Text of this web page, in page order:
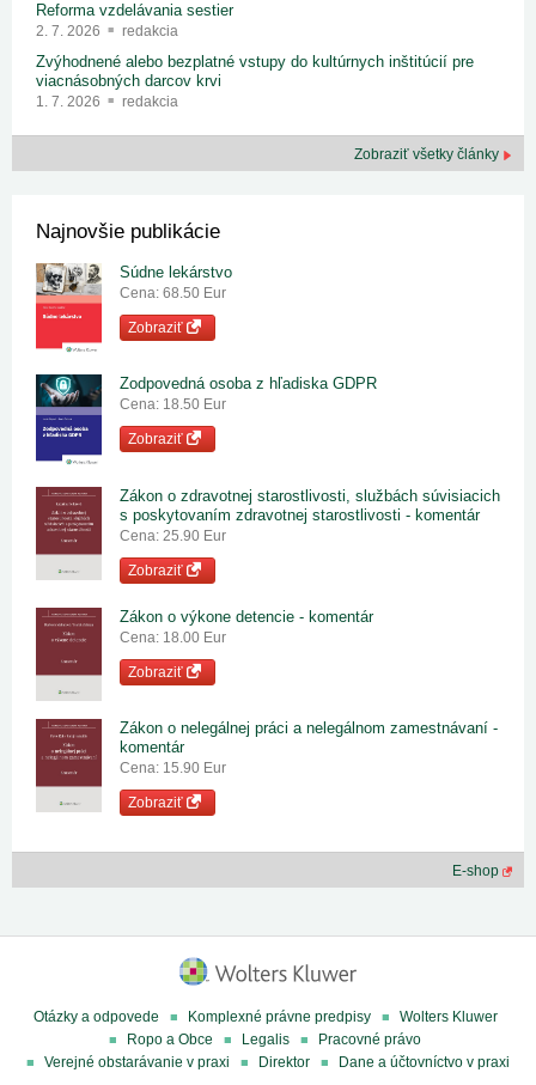
Reforma vzdelávania sestier
2. 7. 2026 redakcia
Zvýhodnené alebo bezplatné vstupy do kultúrnych inštitúcií pre
viacnásobných darcov krvi
1. 7. 2026 redakcia
Zobraziť všetky články
Najnovšie publikácie
Súdne lekárstvo
Cena: 68.50 Eur
Zobraziť
Zodpovedná osoba z hľadiska GDPR
Cena: 18.50 Eur
Zobraziť
Zákon o zdravotnej starostlivosti, službách súvisiacich
s poskytovaním zdravotnej starostlivosti - komentár
Cena: 25.90 Eur
Zobraziť
Zákon o výkone detencie - komentár
Cena: 18.00 Eur
Zobraziť
Zákon o nelegálnej práci a nelegálnom zamestnávaní -
komentár
Cena: 15.90 Eur
Zobraziť
E-shop
Otázky a odpovede Komplexné právne predpisy
Wolters Kluwer
Ropo a Obce
Legalis
Pracovné právo
Verejné obstarávanie v praxi
Direktor Dane a účtovníctvo v praxi